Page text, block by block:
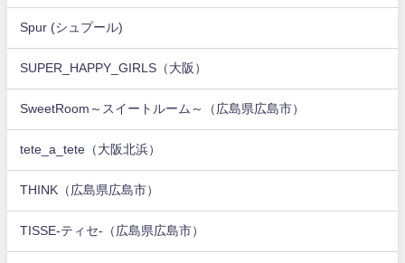
Spur (シュプール)
SUPER_HAPPY_GIRLS（大阪）
SweetRoom～スイートルーム～（広島県広島市）
tete_a_tete（大阪北浜）
THINK（広島県広島市）
TISSE-ティセ-（広島県広島市）